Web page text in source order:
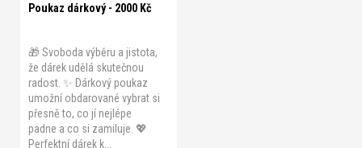
Poukaz dárkový - 2000 Kč
🎁 Svoboda výběru a jistota,
že dárek udělá skutečnou
radost. ✨ Dárkový poukaz
umožní obdarované vybrat si
přesně to, co jí nejlépe
padne a co si zamiluje. 💖
Perfektní dárek k...